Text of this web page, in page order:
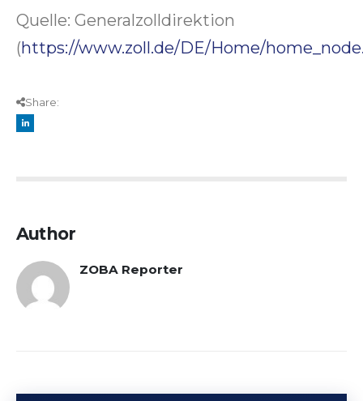
Quelle: Generalzolldirektion
(https://www.zoll.de/DE/Home/
Share:
Author
ZOBA Reporter